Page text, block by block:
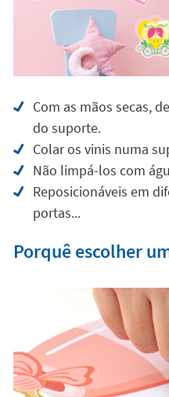
Com as mãos secas,
do suporte.
Colar os vinis numa
Não limpá-los com
Reposicionáveis em
portas...
Porquê escolher